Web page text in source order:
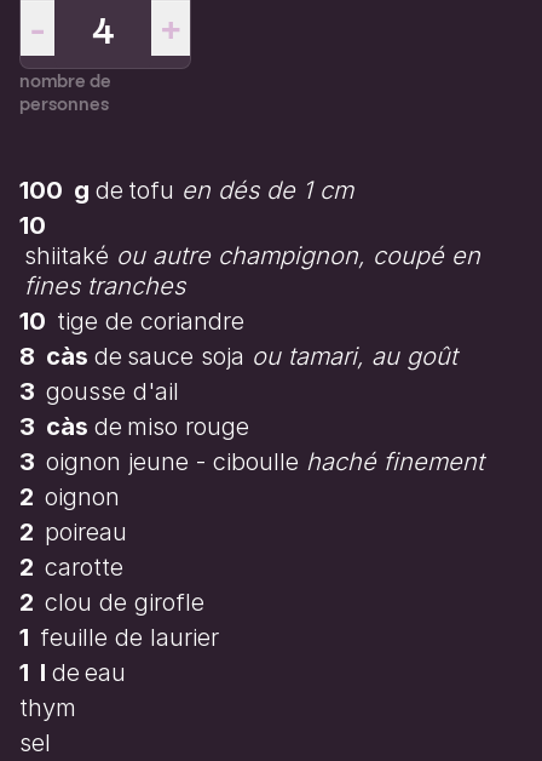
- +
nombre de
personnes
100 g de tofu en dés de 1 cm
10
shiitaké ou autre champignon, coupé en
fines tranches
10 tige de coriandre
8 càs de sauce soja ou tamari, au goût
3 gousse d'ail
3 càs de miso rouge
3 oignon jeune - ciboulle haché finement
2 oignon
2 poireau
2 carotte
2 clou de girofle
1 feuille de laurier
1 l de eau
thym
sel